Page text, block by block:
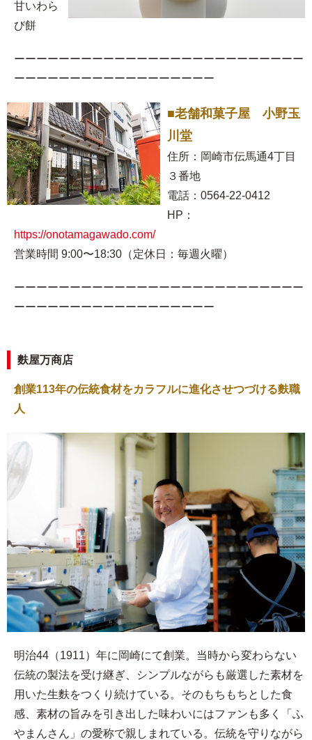
甘いわら
び餅
ーーーーーーーーーーーーーーーーーーーーーーーーーー
ーーーーーーーーーーーーーーーーーー
■老舗和菓子屋 小野玉
川堂
住所：岡崎市伝馬通4丁目
３番地
電話：0564-22-0412
HP：
https://onotamagawado.com/
営業時間 9:00〜18:30（定休日：毎週火曜）
ーーーーーーーーーーーーーーーーーーーーーーーーーー
ーーーーーーーーーーーーーーーーーー
麩屋万商店
創業113年の伝統食材をカラフルに進化させつづける麩職
人
明治44（1911）年に岡崎にて創業。当時から変わらない
伝統の製法を受け継ぎ、シンプルながらも厳選した素材を
用いた生麩をつくり続けている。そのもちもちとした食
感、素材の旨みを引き出した味わいにはファンも多く「ふ
やまんさん」の愛称で親しまれている。伝統を守りながら